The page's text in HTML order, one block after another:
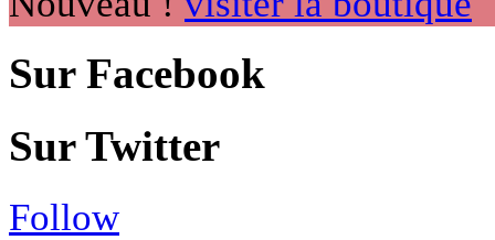
Sur Facebook
Sur Twitter
Follow